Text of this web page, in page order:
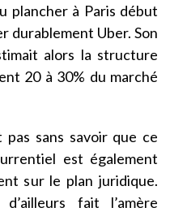
plancher à Paris début
durablement Uber. Son
alors la structure
20 à 30% du marché
pas sans savoir que ce
est également
sur le plan juridique.
fait l’amère